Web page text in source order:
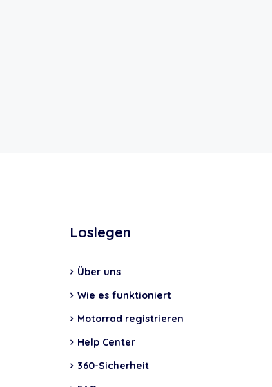
Loslegen
Über uns
Wie es funktioniert
Motorrad registrieren
Help Center
360-Sicherheit